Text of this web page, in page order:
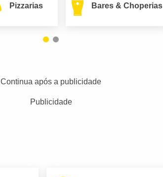
Pizzarias Bares & Choperias
Continua após a publicidade
Publicidade